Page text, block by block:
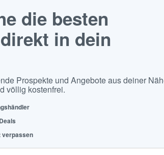
die besten
in dein
Prospekte und Angebote aus deiner
völlig kostenfrei.
verpassen